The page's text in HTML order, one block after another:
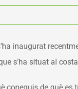
inaugurat
s’ha situat al